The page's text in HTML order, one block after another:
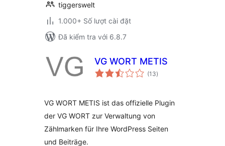
tiggerswelt
1.000+ Số lượt cài đặt
Đã kiểm tra với 6.8.7
VG WORT METIS
(13tổng
đánh
)
VG WORT METIS ist das offizielle Plugin
der VG WORT zur Verwaltung von
Zählmarken für Ihre WordPress Seiten
und Beiträge.